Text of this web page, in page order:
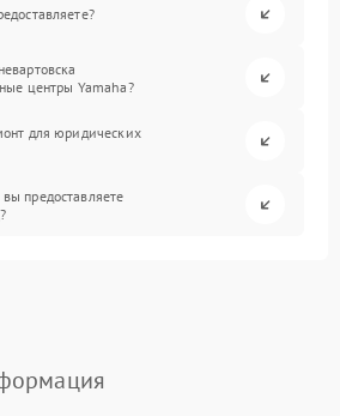
центры Yamaha?
для юридических
предоставляете